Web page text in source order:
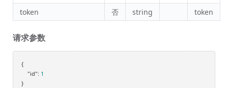
token
否 string token
请求参数
{
"id": 1
}